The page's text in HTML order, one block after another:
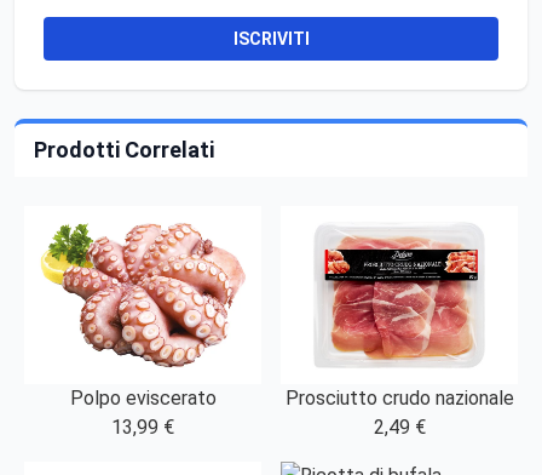
ISCRIVITI
Prodotti Correlati
Polpo eviscerato
13,99 €
Prosciutto crudo nazionale
2,49 €